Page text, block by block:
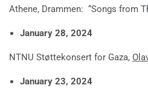
Athene, Drammen: “Songs from
January 28, 2024
NTNU Støttekonsert for Gaza,
January 23, 2024